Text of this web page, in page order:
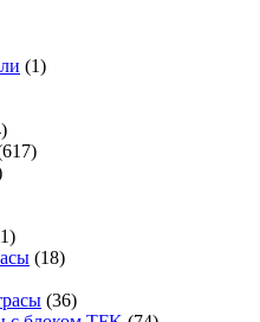
(1)
(18)
(36)